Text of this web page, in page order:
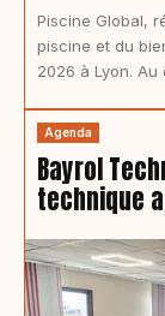
Piscine Global,
piscine et du
2026 à Lyon. Au
Agenda
Bayrol
technique